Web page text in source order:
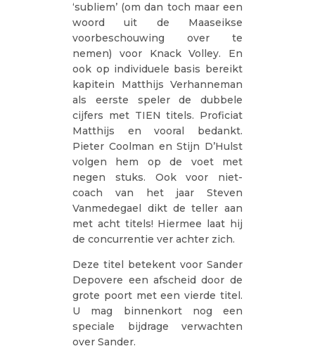
‘subliem’ (om dan toch maar een
woord uit de Maaseikse
voorbeschouwing over te
nemen) voor Knack Volley. En
ook op individuele basis bereikt
kapitein Matthijs Verhanneman
als eerste speler de dubbele
cijfers met TIEN titels. Proficiat
Matthijs en vooral bedankt.
Pieter Coolman en Stijn D’Hulst
volgen hem op de voet met
negen stuks. Ook voor niet-
coach van het jaar Steven
Vanmedegael dikt de teller aan
met acht titels! Hiermee laat hij
de concurrentie ver achter zich.
Deze titel betekent voor Sander
Depovere een afscheid door de
grote poort met een vierde titel.
U mag binnenkort nog een
speciale bijdrage verwachten
over Sander.